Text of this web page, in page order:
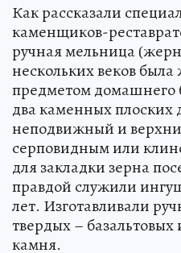
Как рассказали
каменщиков-
ручная мельница
нескольких веков
предметом домашнего
два каменных
неподвижный и
серповидным или
для закладки зерна
правдой служили
лет. Изготавливали
твердых –
камня.